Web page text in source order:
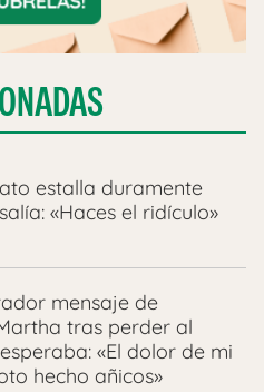
estalla duramente
«Haces el ridículo»
mensaje de
tras perder al
«El dolor de mi
hecho añicos»